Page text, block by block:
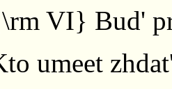
VI} Bud'
umeet